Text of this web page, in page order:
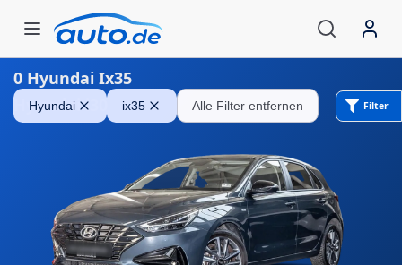
0 Hyundai Ix35
Hyundai ix35 Alle Filter entfernen Filter
Hyundai i30